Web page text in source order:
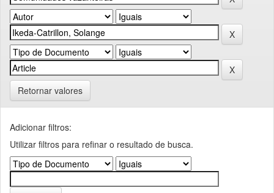
Retornar valores
Adicionar filtros:
Utilizar filtros para refinar o resultado de busca.